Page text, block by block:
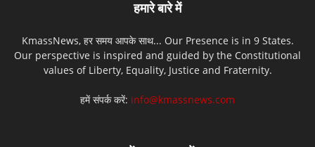
हमारे बारे में
KmassNews, हर समय आपके साथ... Our Presence is in 9 States.
Our perspective is inspired and guided by the Constitutional
values of Liberty, Equality, Justice and Fraternity.
हमें संपर्क करें: info@kmassnews.com